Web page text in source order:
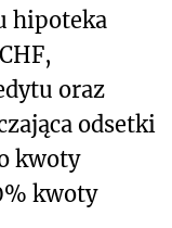
hipoteka
oraz
odsetki
kwoty
kwoty